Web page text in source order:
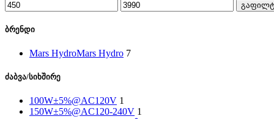
მინიმალური
მაქსიმალური
ბრენდი
Mars HydroMars Hydro 7
ძაბვა/სიხშირე
100W±5%@AC120V 1
150W±5%@AC120-240V 1